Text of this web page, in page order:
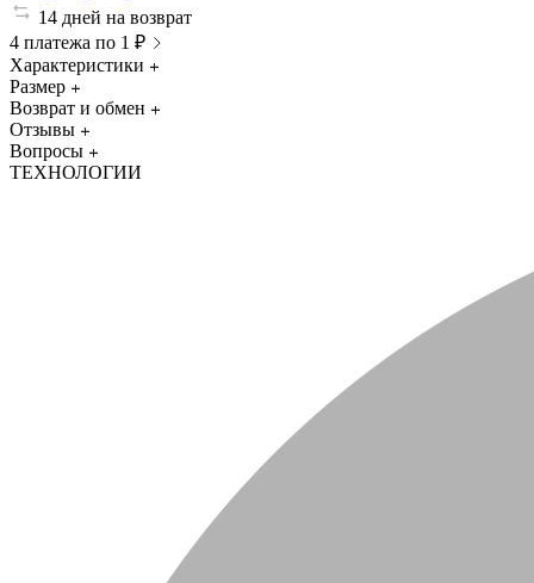
14 дней на возврат
4 платежа по 1 ₽
Характеристики
Размер
Возврат и обмен
Отзывы
Вопросы
ТЕХНОЛОГИИ